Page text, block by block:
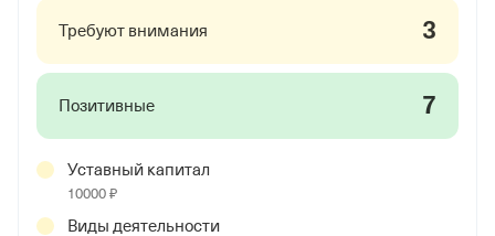
Требуют внимания 3
Позитивные 7
Уставный капитал
10000 ₽
Виды деятельности